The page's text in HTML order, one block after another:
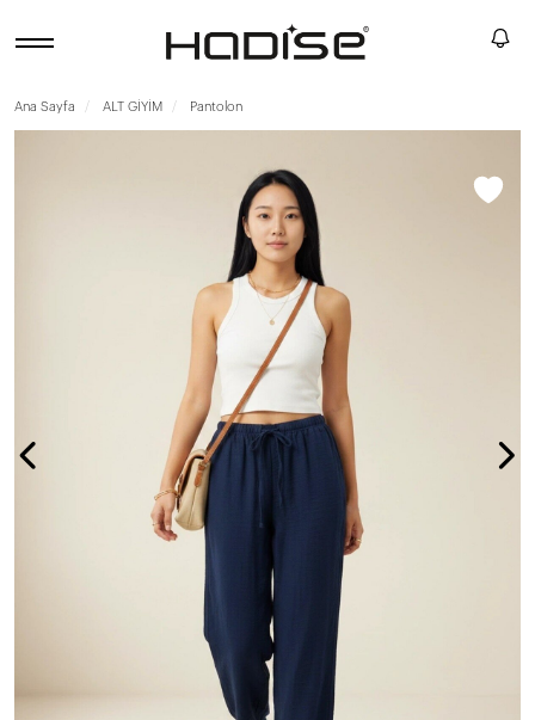
Ana Sayfa ALT GİYİM Pantolon